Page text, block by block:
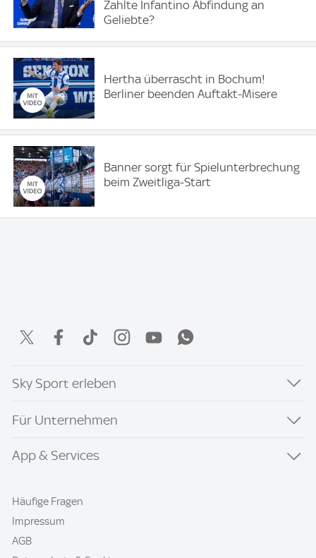
Zahlte Infantino Abfindung an
Geliebte?
Hertha überrascht in Bochum!
Berliner beenden Auftakt-Misere
Banner sorgt für Spielunterbrechung
beim Zweitliga-Start
Sky Sport erleben
Für Unternehmen
App & Services
Häufige Fragen
Impressum
AGB